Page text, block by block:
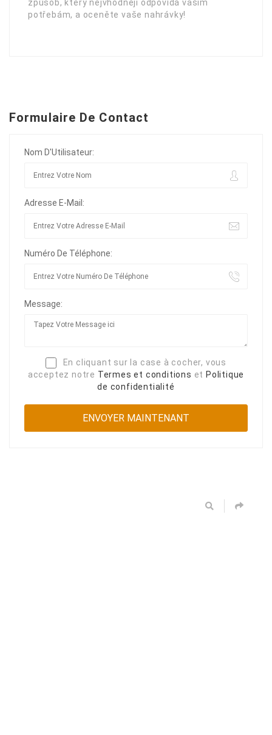
způsob, který nejvhodněji odpovídá vašim
potřebám, a oceněte vaše nahrávky!
Formulaire De Contact
Nom D'Utilisateur:
Adresse E-Mail:
Numéro De Téléphone:
Message:
En cliquant sur la case à cocher, vous
acceptez notre Termes et conditions et Politique
de confidentialité